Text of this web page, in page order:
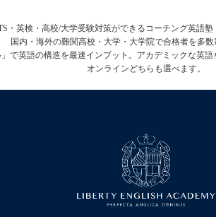
・英検・高校/大学受験対策ができるコーチング英語
国内・海外の難関高校・大学・大学院で合格者を多数
で英語の構造を最速インプット。アカデミックな英
オンラインどちらも選べます。